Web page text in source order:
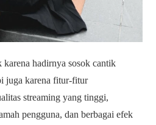
karena hadirnya sosok cantik
juga karena fitur-fitur
streaming yang tinggi,
pengguna, dan berbagai efek